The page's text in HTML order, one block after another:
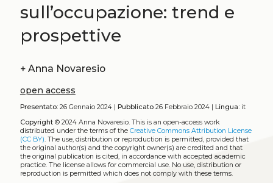
sull’occupazione: trend e
prospettive
+ Anna Novaresio
open access
Presentato:26 Gennaio 2024 | Pubblicato26 Febbraio 2024 | Lingua:it
Copyright© 2024 Anna Novaresio. This is an open-access work
distributed under the terms of the Creative Commons Attribution License
(CC BY). The use, distribution or reproduction is permitted, provided that
the original author(s) and the copyright owner(s) are credited and that
the original publication is cited, in accordance with accepted academic
practice. The license allows for commercial use. No use, distribution or
reproduction is permitted which does not comply with these terms.